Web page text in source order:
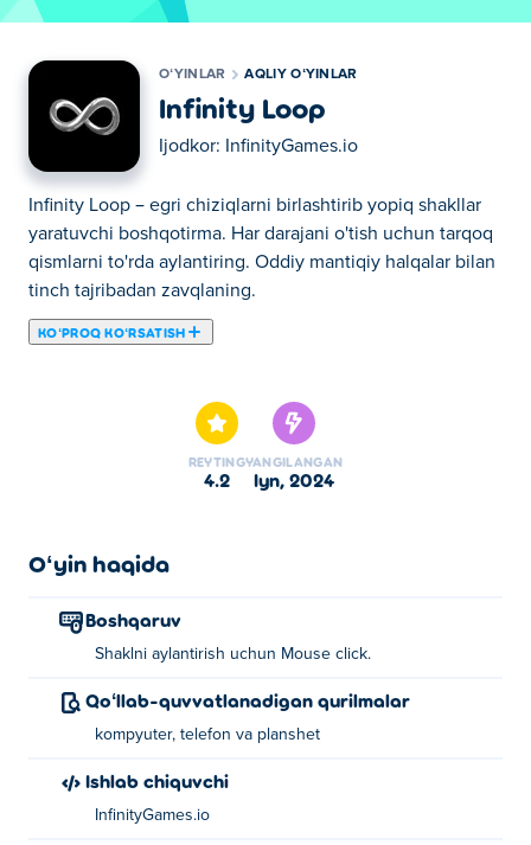
OʻYINLAR AQLIY OʻYINLAR
Infinity Loop
Ijodkor: InfinityGames.io
Infinity Loop – egri chiziqlarni birlashtirib yopiq shakllar
yaratuvchi boshqotirma. Har darajani o'tish uchun tarqoq
qismlarni to'rda aylantiring. Oddiy mantiqiy halqalar bilan
tinch tajribadan zavqlaning.
KOʻPROQ KOʻRSATISH
REYTING
4.2
YANGILANGAN
iyn, 2024
Oʻyin haqida
Boshqaruv
Shaklni aylantirish uchun Mouse click.
Qoʻllab-quvvatlanadigan qurilmalar
kompyuter, telefon va planshet
Ishlab chiquvchi
InfinityGames.io